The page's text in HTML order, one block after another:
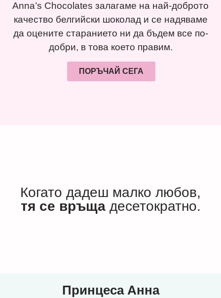
Anna’s Chocolates залагаме на най-доброто
качество белгийски шоколад и се надяваме
да оцените старанието ни да бъдем все по-
добри, в това което правим.
ПОРЪЧАЙ СЕГА
Когато дадеш малко любов,
тя се връщадесетократно.
Принцеса Анна